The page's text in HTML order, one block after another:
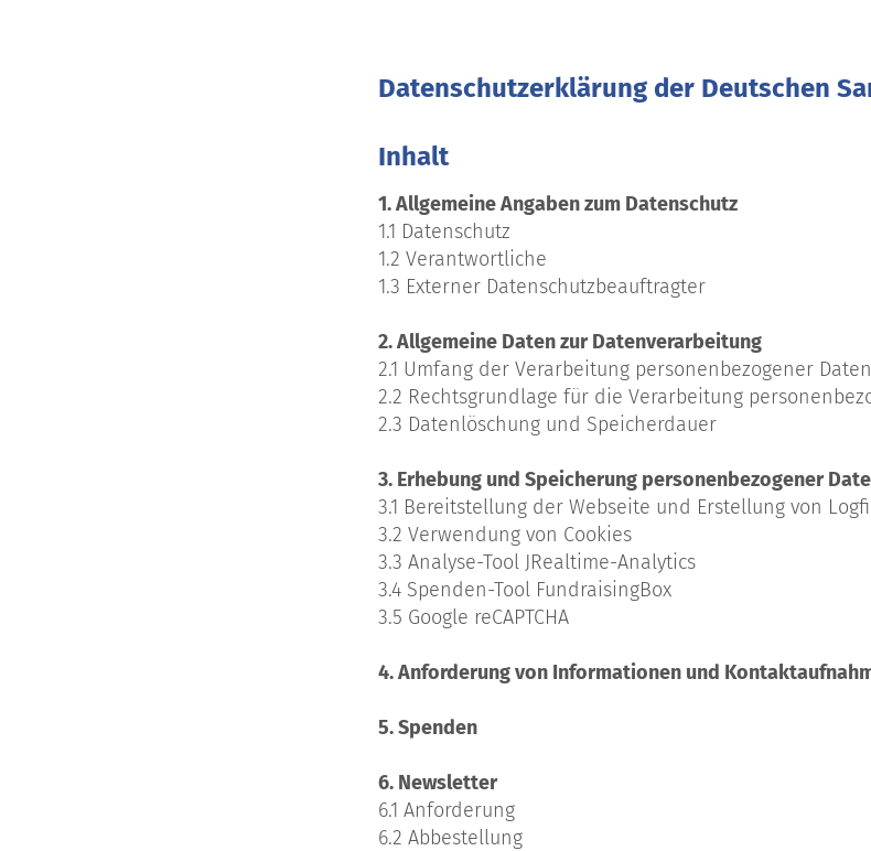
Datenschutzerklärung der Deutschen
Inhalt
1. Allgemeine Angaben zum Datenschutz
1.1 Datenschutz
1.2 Verantwortliche
1.3 Externer Datenschutzbeauftragter
2. Allgemeine Daten zur Datenverarbeitung
2.1 Umfang der Verarbeitung personenbezogener Daten
2.2 Rechtsgrundlage für die Verarbeitung
2.3 Datenlöschung und Speicherdauer
3. Erhebung und Speicherung personenbezogener
3.1 Bereitstellung der Webseite und Erstellung von
3.2 Verwendung von Cookies
3.3 Analyse-Tool JRealtime-Analytics
3.4 Spenden-Tool FundraisingBox
3.5 Google reCAPTCHA
4. Anforderung von Informationen und
5. Spenden
6. Newsletter
6.1 Anforderung
6.2 Abbestellung